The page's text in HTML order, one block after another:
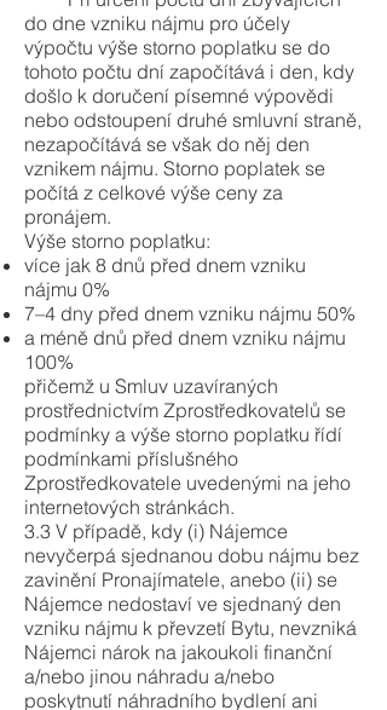
do dne vzniku nájmu pro účely
výpočtu výše storno poplatku se do
tohoto počtu dní započítává i den, kdy
došlo k doručení písemné výpovědi
nebo odstoupení druhé smluvní straně,
nezapočítává se však do něj den
vznikem nájmu. Storno poplatek se
počítá z celkové výše ceny za
pronájem.
Výše storno poplatku:
více jak 8 dnů před dnem vzniku
nájmu 0%
7–4 dny před dnem vzniku nájmu 50%
a méně dnů před dnem vzniku nájmu
100%
přičemž u Smluv uzavíraných
prostřednictvím Zprostředkovatelů se
podmínky a výše storno poplatku řídí
podmínkami příslušného
Zprostředkovatele uvedenými na jeho
internetových stránkách.
3.3 V případě, kdy (i) Nájemce
nevyčerpá sjednanou dobu nájmu bez
zavinění Pronajímatele, anebo (ii) se
Nájemce nedostaví ve sjednaný den
vzniku nájmu k převzetí Bytu, nevzniká
Nájemci nárok na jakoukoli finanční
a/nebo jinou náhradu a/nebo
poskytnutí náhradního bydlení ani